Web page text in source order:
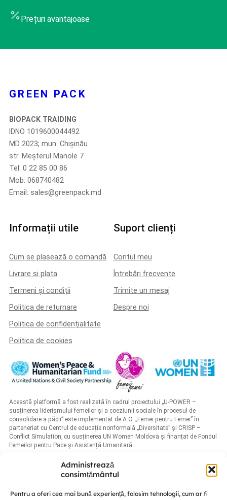
Administrează
consimțământul
Pentru a oferi cea mai bună experiență, folosim tehnologii, cum ar fi
Prețuri avantajoase
GREEN PACK
BIOPACK TRAIDING
IDNO 1019600044492
MD 2023; mun. Chișinău
str. Meșterul Manole 7
Tel: 0 22 85 00 86
Mob. 068740482
Email: sales@greenpack.md
Informații utile
Cum se plasează o comandă
Livrare si plata
Termeni și condiții
Politica de returnare
Politica de confidențialitate
Politica de cookies
Suport clienți
Contul meu
Întrebări frecvente
Trimite un mesaj
Despre noi
Această platformă a fost realizată în cadrul proiectului „U-POWER –
susținerea liderismului femeilor și a coeziunii sociale în procesul de
consolidare a păcii” este implementat de A.O. „Femei pentru Femei” în
parteneriat cu Centrul de educație nonformală „Diversitate” și CRISP –
Conflict Simulation, cu susținerea UN Women Moldova și finanțat de Fondul
Femeilor pentru Pace și Asistență Umanitară.